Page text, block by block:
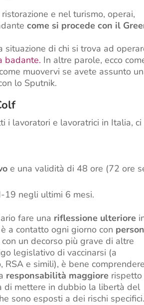
e nel turismo, operai,
come si procede con il
situazione di chi si trova ad
badante. In altre parole, ecco
muovervi se avete assunto
lo Sputnik.
i lavoratori e lavoratrici in Italia, ci
e una validità di 48 ore (72 ore
19 negli ultimi 6 mesi.
fare una riflessione ulteriore
è a contatto ogni giorno con
un decorso più grave di altre
legislativo di vaccinarsi (a
e simili), è bene comprendere
responsabilità maggiore rispetto
di mettere in dubbio la libertà del
sono esposti a dei rischi specifici.